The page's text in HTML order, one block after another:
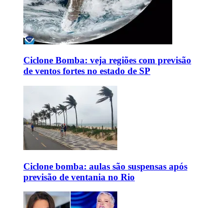
Ciclone Bomba: veja regiões com previsão
de ventos fortes no estado de SP
Ciclone bomba: aulas são suspensas após
previsão de ventania no Rio